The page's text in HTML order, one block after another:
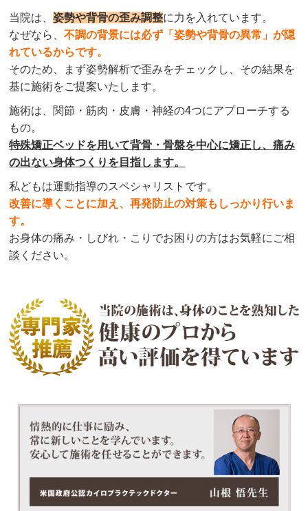
当院は、姿勢や背骨の歪み調整に力を入れています。
なぜなら、不調の背景には必ず「姿勢や背骨の異常」が隠
れているからです。
そのため、まず姿勢解析で歪みをチェックし、その結果を
基に施術をご提案いたします。
施術は、関節・筋肉・皮膚・神経の4つにアプローチする
もの。
特殊矯正ベッドを用いて背骨・骨盤を中心に矯正し、痛み
の出ない身体つくりを目指します。
私どもは運動指導のスペシャリストです。
改善に導くことに加え、再発防止の対策もしっかり行いま
す。
お身体の痛み・しびれ・こりでお困りの方はお気軽にご相
談ください。